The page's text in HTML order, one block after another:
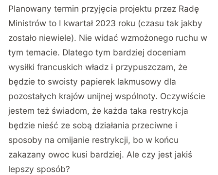
Planowany termin przyjęcia projektu przez Radę
Ministrów to I kwartał 2023 roku (czasu tak jakby
zostało niewiele). Nie widać wzmożonego ruchu w
tym temacie. Dlatego tym bardziej doceniam
wysiłki francuskich władz i przypuszczam, że
będzie to swoisty papierek lakmusowy dla
pozostałych krajów unijnej wspólnoty. Oczywiście
jestem też świadom, że każda taka restrykcja
będzie nieść ze sobą działania przeciwne i
sposoby na omijanie restrykcji, bo w końcu
zakazany owoc kusi bardziej. Ale czy jest jakiś
lepszy sposób?